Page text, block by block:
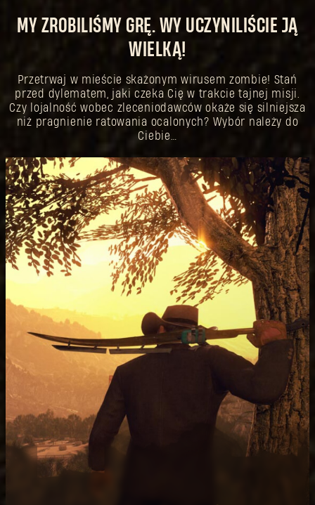
MY ZROBILIŚMY GRĘ. WY UCZYNILIŚCIE JĄ
WIELKĄ!
Przetrwaj w mieście skażonym wirusem zombie! Stań
przed dylematem, jaki czeka Cię w trakcie tajnej misji.
Czy lojalność wobec zleceniodawców okaże się silniejsza
niż pragnienie ratowania ocalonych? Wybór należy do
Ciebie…